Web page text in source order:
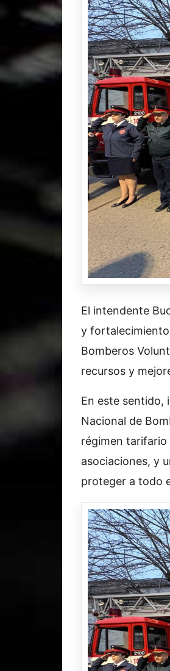
El intendente
y
Bomberos
recursos y
En este sentido,
Nacional de
régimen tarifario
asociaciones, y
proteger a todo